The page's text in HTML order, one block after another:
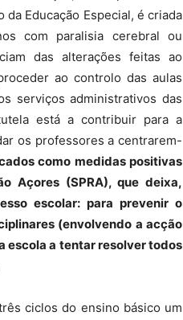
Educação Especial, é criada
com paralisia cerebral ou
das alterações feitas ao
ao controlo das aulas
serviços administrativos das
está a contribuir para a
os professores a centrarem-
como medidas positivas
Açores (SPRA), que deixa,
escolar: para prevenir o
(envolvendo a acção
escola a tentar resolver todos
ciclos do ensino básico um